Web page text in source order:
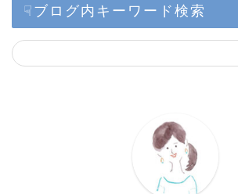
☟ブログ内キーワード検索